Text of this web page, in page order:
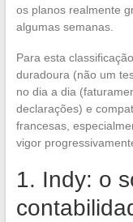
os planos realmente
algumas semanas.
Para esta
duradoura (não um
no dia a dia
declarações) e
francesas,
vigor
1. Indy: o